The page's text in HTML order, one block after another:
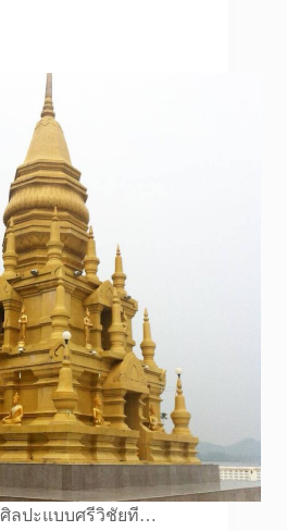
ศิลปะแบบศรีวิชัยที…